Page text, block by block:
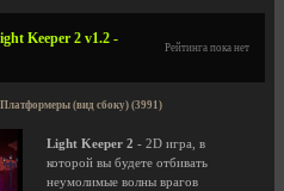
Keeper 2 v1.2 -
Рейтинга пока нет
Платформеры (вид сбоку) (3991)
Light Keeper 2 - 2D игра, в
которой вы будете отбивать
неумолимые волны врагов